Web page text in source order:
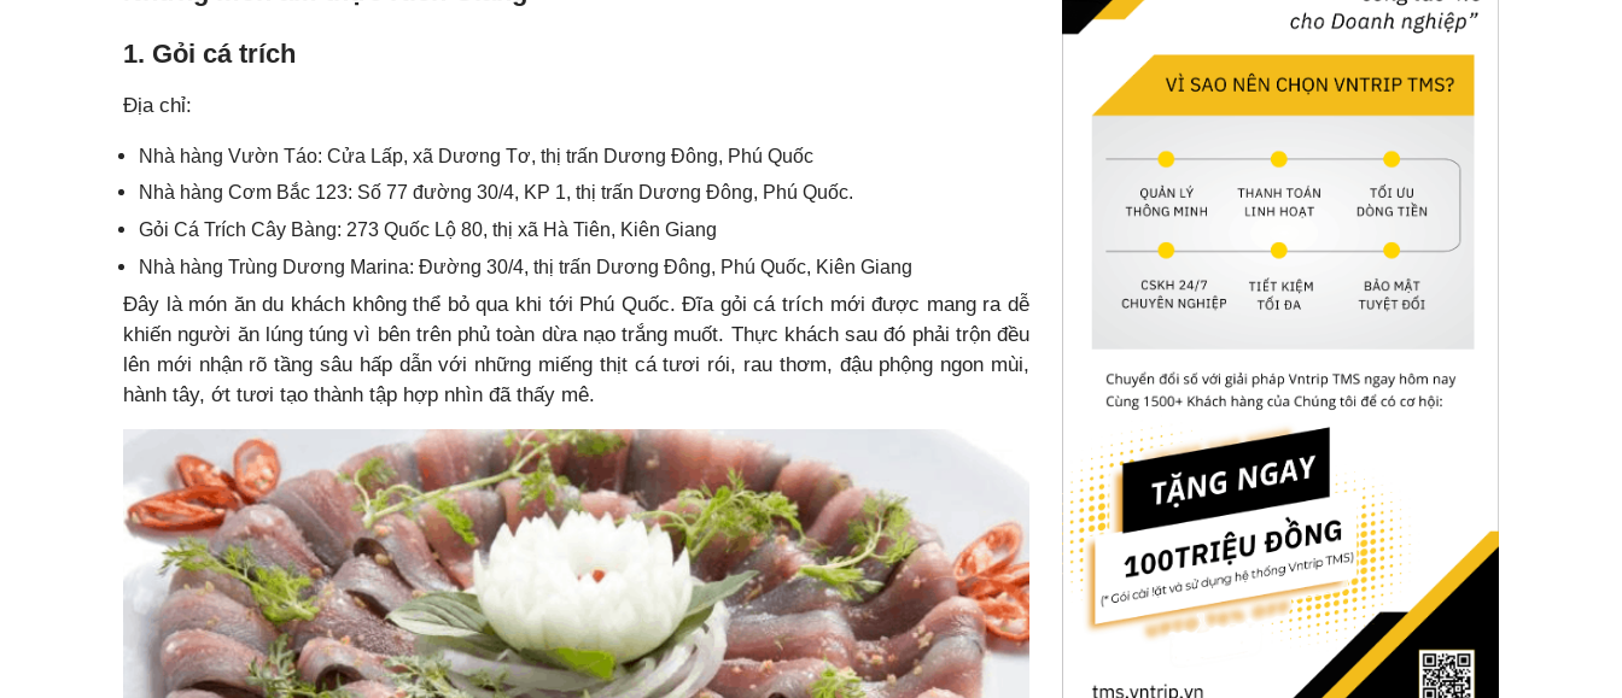
1. Gỏi cá trích
Địa chỉ:
Nhà hàng Vườn Táo: Cửa Lấp, xã Dương Tơ, thị trấn Dương Đông, Phú Quốc
Nhà hàng Cơm Bắc 123: Số 77 đường 30/4, KP 1, thị trấn Dương Đông, Phú Quốc.
Gỏi Cá Trích Cây Bàng: 273 Quốc Lộ 80, thị xã Hà Tiên, Kiên Giang
Nhà hàng Trùng Dương Marina: Đường 30/4, thị trấn Dương Đông, Phú Quốc, Kiên Giang
Đây là món ăn du khách không thể bỏ qua khi tới Phú Quốc. Đĩa gỏi cá trích mới được mang ra dễ
khiến người ăn lúng túng vì bên trên phủ toàn dừa nạo trắng muốt. Thực khách sau đó phải trộn đều
lên mới nhận rõ tầng sâu hấp dẫn với những miếng thịt cá tươi rói, rau thơm, đậu phộng ngon mùi,
hành tây, ớt tươi tạo thành tập hợp nhìn đã thấy mê.